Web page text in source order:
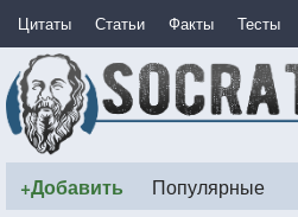
Цитаты Статьи Факты Тесты
+Добавить Популярные